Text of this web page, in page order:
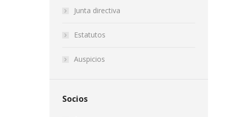
Junta directiva
Estatutos
Auspicios
Socios